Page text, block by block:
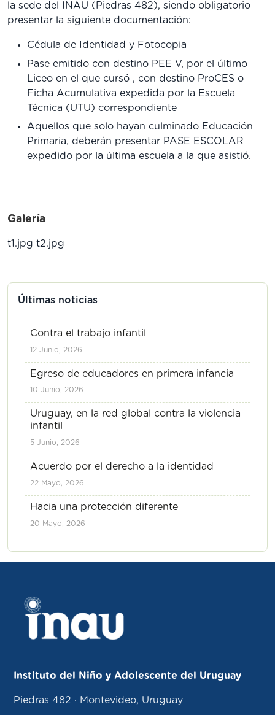
la sede del INAU (Piedras 482), siendo obligatorio
presentar la siguiente documentación:
Cédula de Identidad y Fotocopia
Pase emitido con destino PEE V, por el último
Liceo en el que cursó , con destino ProCES o
Ficha Acumulativa expedida por la Escuela
Técnica (UTU) correspondiente
Aquellos que solo hayan culminado Educación
Primaria, deberán presentar PASE ESCOLAR
expedido por la última escuela a la que asistió.
Galería
t1.jpg t2.jpg
Últimas noticias
Contra el trabajo infantil
12 Junio, 2026
Egreso de educadores en primera infancia
10 Junio, 2026
Uruguay, en la red global contra la violencia
infantil
5 Junio, 2026
Acuerdo por el derecho a la identidad
22 Mayo, 2026
Hacia una protección diferente
20 Mayo, 2026
Instituto del Niño y Adolescente del Uruguay
Piedras 482 · Montevideo, Uruguay